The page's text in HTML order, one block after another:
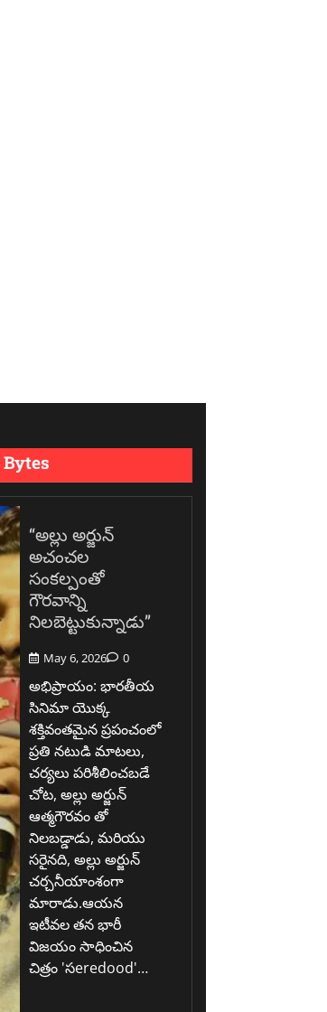
“అల్లు అర్జున్
అచంచల
సంకల్పంతో
గౌరవాన్ని
నిలబెట్టుకున్నాడు”
May 6, 2026 0
అభిప్రాయం: భారతీయ
సినిమా యొక్క
శక్తివంతమైన ప్రపంచంలో
ప్రతి నటుడి మాటలు,
చర్యలు పరిశీలించబడే
చోట, అల్లు అర్జున్
ఆత్మగౌరవం తో
నిలబడ్డాడు, మరియు
సరైనది, అల్లు అర్జున్
చర్చనీయాంశంగా
మారాడు.ఆయన
ఇటీవల తన భారీ
విజయం సాధించిన
చిత్రం 'సeredood'…